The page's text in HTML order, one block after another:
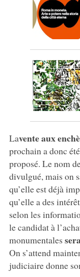
Lavente aux
prochain a donc été
proposé. Le nom
divulgué, mais on
qu’elle est déjà
qu’elle a des
selon les
le candidat à
monumentales
On s’attend
judiciaire donne